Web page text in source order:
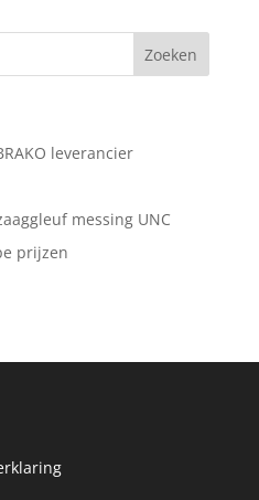
leverancier
messing UNC
prijzen